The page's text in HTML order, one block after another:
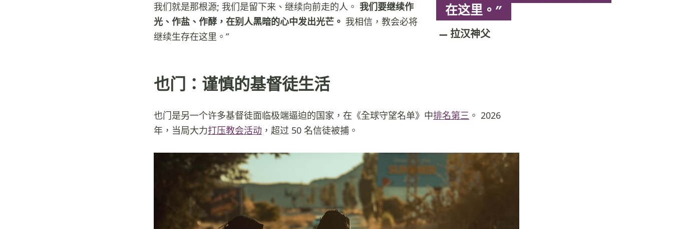
在这里。”
拉汉神父
我们就是那根源; 我们是留下来、继续向前走的人。 我们要继续作
光、作盐、作酵，在别人黑暗的心中发出光芒。 我相信，教会必将
继续生存在这里。”
也门：谨慎的基督徒生活
也门是另一个许多基督徒面临极端逼迫的国家，在《全球守望名单》中排名第三 。 2026
年，当局大力打压教会活动 ，超过 50 名信徒被捕。